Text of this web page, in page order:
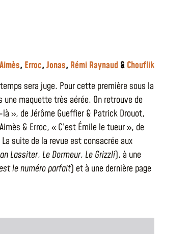
, Erroc, Jonas, Rémi Raynaud & Chouflik
sera juge. Pour cette première sous la
maquette très aérée. On retrouve de
», de Jérôme Gueffier & Patrick Drouot,
& Erroc, « C’est Émile le tueur », de
suite de la revue est consacrée aux
Lassiter, Le Dormeur, Le Grizzli), à une
le numéro parfait) et à une dernière page